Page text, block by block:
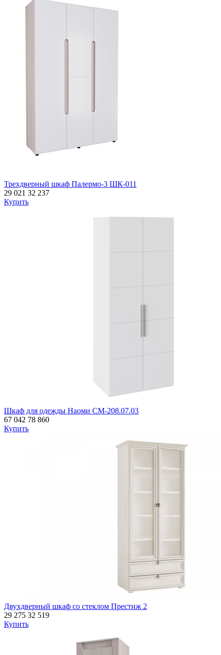
Трехдверный шкаф Палермо-3 ШК-011
29 021 32 237
Купить
Шкаф для одежды Наоми СМ-208.07.03
67 042 78 860
Купить
Двухдверный шкаф со стеклом Престиж 2
29 275 32 519
Купить